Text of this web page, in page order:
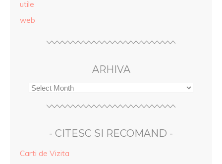
utile
web
ARHIVA
- CITESC SI RECOMAND -
Carti de Vizita